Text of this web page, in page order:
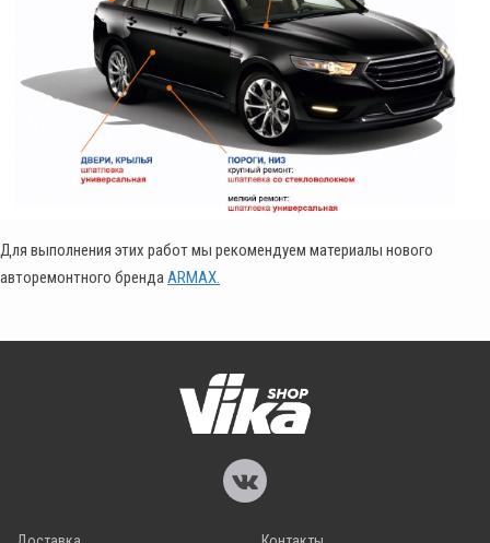
Для выполнения этих работ мы рекомендуем материалы нового
авторемонтного брендаARMAX.